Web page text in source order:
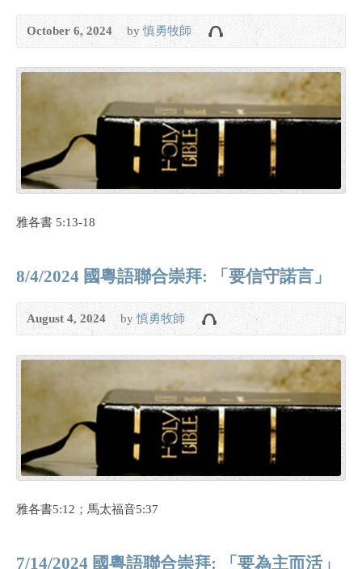
October 6, 2024 by慎勇牧師
雅各書 5:13-18
8/4/2024 國粵語聯合崇拜: 「要信守諾言」
August 4, 2024 by慎勇牧師
雅各書5:12；馬太福音5:37
7/14/2024 國粵語聯合崇拜: 「要為主而活」